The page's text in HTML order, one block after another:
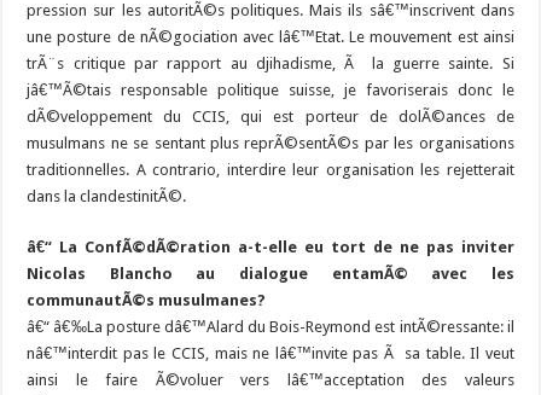
pression sur les autoritÃ©s politiques. Mais ils sâ€™inscrivent dans
une posture de nÃ©gociation avec lâ€™Etat. Le mouvement est ainsi
trÃ¨s critique par rapport au djihadisme, Ã la guerre sainte. Si
jâ€™Ã©tais responsable politique suisse, je favoriserais donc le
dÃ©veloppement du CCIS, qui est porteur de dolÃ©ances de
musulmans ne se sentant plus reprÃ©sentÃ©s par les organisations
traditionnelles. A contrario, interdire leur organisation les rejetterait
dans la clandestinitÃ©.
â€“ La ConfÃ©dÃ©ration a-t-elle eu tort de ne pas inviter
Nicolas Blancho au dialogue entamÃ© avec les
communautÃ©s musulmanes?
â€“ â€‰La posture dâ€™Alard du Bois-Reymond est intÃ©ressante: il
nâ€™interdit pas le CCIS, mais ne lâ€™invite pas Ã sa table. Il veut
ainsi le faire Ã©voluer vers lâ€™acceptation des valeurs